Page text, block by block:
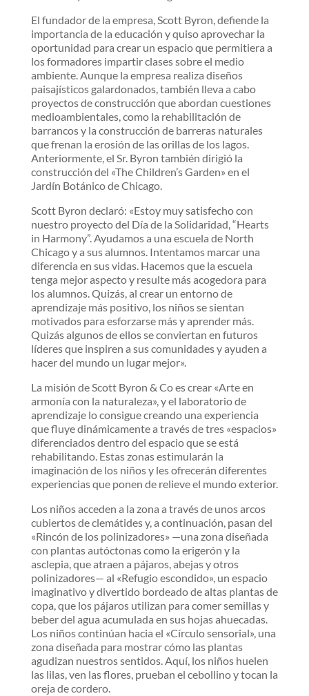
El fundador de la empresa, Scott Byron, defiende la
importancia de la educación y quiso aprovechar la
oportunidad para crear un espacio que permitiera a
los formadores impartir clases sobre el medio
ambiente. Aunque la empresa realiza diseños
paisajísticos galardonados, también lleva a cabo
proyectos de construcción que abordan cuestiones
medioambientales, como la rehabilitación de
barrancos y la construcción de barreras naturales
que frenan la erosión de las orillas de los lagos.
Anteriormente, el Sr. Byron también dirigió la
construcción del «The Children’s Garden» en el
Jardín Botánico de Chicago.
Scott Byron declaró: «Estoy muy satisfecho con
nuestro proyecto del Día de la Solidaridad, “Hearts
in Harmony”. Ayudamos a una escuela de North
Chicago y a sus alumnos. Intentamos marcar una
diferencia en sus vidas. Hacemos que la escuela
tenga mejor aspecto y resulte más acogedora para
los alumnos. Quizás, al crear un entorno de
aprendizaje más positivo, los niños se sientan
motivados para esforzarse más y aprender más.
Quizás algunos de ellos se conviertan en futuros
líderes que inspiren a sus comunidades y ayuden a
hacer del mundo un lugar mejor».
La misión de Scott Byron & Co es crear «Arte en
armonía con la naturaleza», y el laboratorio de
aprendizaje lo consigue creando una experiencia
que fluye dinámicamente a través de tres «espacios»
diferenciados dentro del espacio que se está
rehabilitando. Estas zonas estimularán la
imaginación de los niños y les ofrecerán diferentes
experiencias que ponen de relieve el mundo exterior.
Los niños acceden a la zona a través de unos arcos
cubiertos de clemátides y, a continuación, pasan del
«Rincón de los polinizadores» —una zona diseñada
con plantas autóctonas como la erigerón y la
asclepia, que atraen a pájaros, abejas y otros
polinizadores— al «Refugio escondido», un espacio
imaginativo y divertido bordeado de altas plantas de
copa, que los pájaros utilizan para comer semillas y
beber del agua acumulada en sus hojas ahuecadas.
Los niños continúan hacia el «Círculo sensorial», una
zona diseñada para mostrar cómo las plantas
agudizan nuestros sentidos. Aquí, los niños huelen
las lilas, ven las flores, prueban el cebollino y tocan la
oreja de cordero.